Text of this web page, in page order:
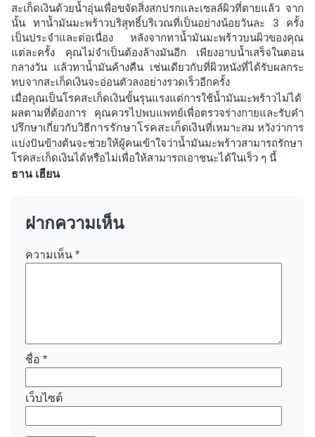
สะเก็ดเงินด้วยน้ำอุ่นเพื่อขจัดสิ่งสกปรกและเซลล์ผิวที่ตายแล้ว จาก
นั้น ทาน้ำมันมะพร้าวบริสุทธิ์บริเวณที่เป็นอย่างน้อยวันละ 3 ครั้ง
เป็นประจำและต่อเนื่อง หลังจากทาน้ำมันมะพร้าวบนผิวของคุณ
แต่ละครั้ง คุณไม่จำเป็นต้องล้างมันอีก เพียงอาบน้ำเสร็จในตอน
กลางวัน แล้วทาน้ำมันค้างคืน เช่นเดียวกับที่ผิวหนังที่ได้รับผลกระ
ทบจากสะเก็ดเงินจะอ่อนตัวลงอย่างรวดเร็วอีกครั้ง
เมื่อคุณเป็นโรคสะเก็ดเงินขั้นรุนแรงแต่การใช้น้ำมันมะพร้าวไม่ได้
ผลตามที่ต้องการ คุณควรไปพบแพทย์เพื่อตรวจร่างกายและรับคำ
ปรึกษาเกี่ยวกับวิธีการรักษาโรคสะเก็ดเงินที่เหมาะสม หวังว่าการ
แบ่งปันข้างต้นจะช่วยให้ผู้คนเข้าใจว่าน้ำมันมะพร้าวสามารถรักษา
โรคสะเก็ดเงินได้หรือไม่เพื่อให้สามารถเอาชนะได้ในเร็ว ๆ นี้
ธาน เฮียน
ฝากความเห็น
ความเห็น *
ชื่อ *
เว็บไซต์